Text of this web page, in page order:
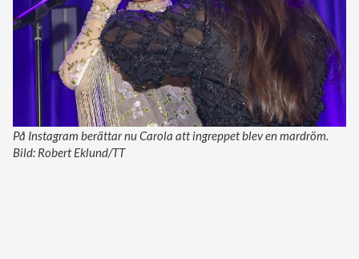
På Instagram berättar nu Carola att ingreppet blev en mardröm.
Bild: Robert Eklund/TT